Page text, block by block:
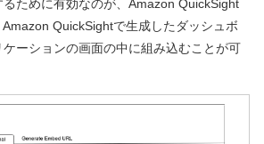
ために有効なのが、Amazon QuickSight
QuickSightで生成したダッシュボ
ーションの画面の中に組み込むことが可